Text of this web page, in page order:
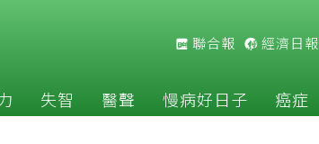
聯合報 經濟日報
失智 醫聲 慢病好日子 癌症